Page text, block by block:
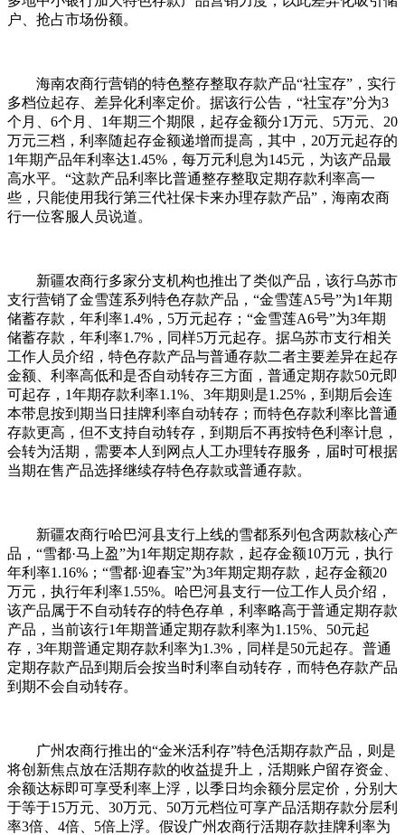
户、抢占市场份额。
海南农商行营销的特色整存整取存款产品“社宝存”，实行
多档位起存、差异化利率定价。据该行公告，“社宝存”分为3
个月、6个月、1年期三个期限，起存金额分1万元、5万元、20
万元三档，利率随起存金额递增而提高，其中，20万元起存的
1年期产品年利率达1.45%，每万元利息为145元，为该产品最
高水平。“这款产品利率比普通整存整取定期存款利率高一
些，只能使用我行第三代社保卡来办理存款产品”，海南农商
行一位客服人员说道。
新疆农商行多家分支机构也推出了类似产品，该行乌苏市
支行营销了金雪莲系列特色存款产品，“金雪莲A5号”为1年期
储蓄存款，年利率1.4%，5万元起存；“金雪莲A6号”为3年期
储蓄存款，年利率1.7%，同样5万元起存。据乌苏市支行相关
工作人员介绍，特色存款产品与普通存款二者主要差异在起存
金额、利率高低和是否自动转存三方面，普通定期存款50元即
可起存，1年期存款利率1.1%、3年期则是1.25%，到期后会连
本带息按到期当日挂牌利率自动转存；而特色存款利率比普通
存款更高，但不支持自动转存，到期后不再按特色利率计息，
会转为活期，需要本人到网点人工办理转存服务，届时可根据
当期在售产品选择继续存特色存款或普通存款。
新疆农商行哈巴河县支行上线的雪都系列包含两款核心产
品，“雪都·马上盈”为1年期定期存款，起存金额10万元，执行
年利率1.16%；“雪都·迎春宝”为3年期定期存款，起存金额20
万元，执行年利率1.55%。哈巴河县支行一位工作人员介绍，
该产品属于不自动转存的特色存单，利率略高于普通定期存款
产品，当前该行1年期普通定期存款利率为1.15%、50元起
存，3年期普通定期存款利率为1.3%，同样是50元起存。普通
定期存款产品到期后会按当时利率自动转存，而特色存款产品
到期不会自动转存。
广州农商行推出的“金米活利存”特色活期存款产品，则是
将创新焦点放在活期存款的收益提升上，活期账户留存资金、
余额达标即可享受利率上浮，以季日均余额分层定价，分别大
于等于15万元、30万元、50万元档位可享产品活期存款分层利
率3倍、4倍、5倍上浮。假设广州农商行活期存款挂牌利率为